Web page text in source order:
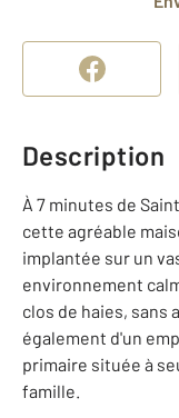
Description
À 7 minutes de
cette agréable
implantée sur un
environnement
clos de haies, sans
également d'un
primaire située à
famille.